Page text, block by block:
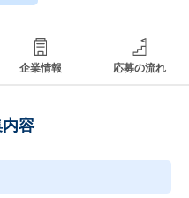
企業情報 応募の流れ
容